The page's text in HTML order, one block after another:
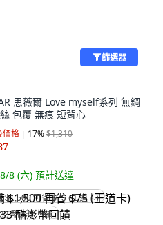
篩選器
思薇爾 Love myself系列 無鋼
包覆 無痕 短背心
價格 17%$1,310
8 (六) 預計送達
$1,500 再省 $75 (王道卡)
酷澎幣回饋